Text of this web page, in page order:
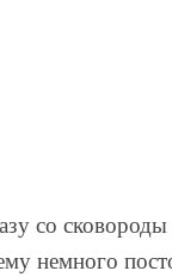
со сковороды
немного